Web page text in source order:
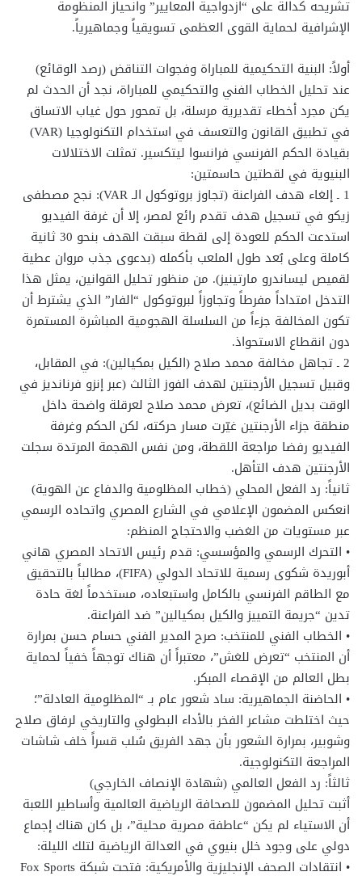
تشريحه كدالة على “ازدواجية المعايير” وانحياز المنظومة
الإشرافية لحماية القوى العظمى تسويقياً وجماهيرياً.
أولاً: البنية التحكيمية للمباراة وفجوات التناقض (رصد الوقائع)
عند تحليل الخطاب الفني والتحكيمي للمباراة، نجد أن الحدث لم
يكن مجرد أخطاء تقديرية مرسلة، بل تمحور حول غياب الاتساق
في تطبيق القانون والتعسف في استخدام التكنولوجيا (VAR)
بقيادة الحكم الفرنسي فرانسوا ليتكسير. تمثلت الاختلالات
البنيوية في لقطتين حاسمتين:
1 ـ إلغاء هدف الفراعنة (تجاوز بروتوكول الـ VAR): نجح مصطفى
زيكو في تسجيل هدف تقدم رائع لمصر، إلا أن غرفة الفيديو
استدعت الحكم للعودة إلى لقطة سبقت الهدف بنحو 30 ثانية
كاملة وعلى بُعد طول الملعب بأكمله (بدعوى جذب مروان عطية
لقميص ليساندرو مارتينيز). من منظور تحليل القوانين، يمثل هذا
التدخل امتداداً مفرطاً وتجاوزاً لبروتوكول “الفار” الذي يشترط أن
تكون المخالفة جزءاً من السلسلة الهجومية المباشرة المستمرة
دون انقطاع الاستحواذ.
2 ـ تجاهل مخالفة محمد صلاح (الكيل بمكيالين): في المقابل،
وقبيل تسجيل الأرجنتين لهدف الفوز الثالث (عبر إنزو فرنانديز في
الوقت بديل الضائع)، تعرض محمد صلاح لعرقلة واضحة داخل
منطقة جزاء الأرجنتين غيّرت مسار حركته، لكن الحكم وغرفة
الفيديو رفضا مراجعة اللقطة، ومن نفس الهجمة المرتدة سجلت
الأرجنتين هدف التأهل.
ثانياً: رد الفعل المحلي (خطاب المظلومية والدفاع عن الهوية)
انعكس المضمون الإعلامي في الشارع المصري واتحاده الرسمي
عبر مستويات من الغضب والاحتجاج المنظم:
• التحرك الرسمي والمؤسسي: قدم رئيس الاتحاد المصري هاني
أبوريدة شكوى رسمية للاتحاد الدولي (FIFA)، مطالباً بالتحقيق
مع الطاقم الفرنسي بالكامل واستبعاده، مستخدماً لغة حادة
تدين “جريمة التمييز والكيل بمكيالين” ضد الفراعنة.
• الخطاب الفني للمنتخب: صرح المدير الفني حسام حسن بمرارة
أن المنتخب “تعرض للغش”، معتبراً أن هناك توجهاً خفياً لحماية
بطل العالم من الإقصاء المبكر.
• الحاضنة الجماهيرية: ساد شعور عام بـ “المظلومية العادلة”؛
حيث اختلطت مشاعر الفخر بالأداء البطولي والتاريخي لرفاق صلاح
وشوبير، بمرارة الشعور بأن جهد الفريق سُلب قسراً خلف شاشات
المراجعة التكنولوجية.
ثالثاً: رد الفعل العالمي (شهادة الإنصاف الخارجي)
أثبت تحليل المضمون للصحافة الرياضية العالمية وأساطير اللعبة
أن الاستياء لم يكن “عاطفة مصرية محلية”، بل كان هناك إجماع
دولي على وجود خلل بنيوي في العدالة الرياضية لتلك الليلة:
• انتقادات الصحف الإنجليزية والأمريكية: فتحت شبكة Fox Sports